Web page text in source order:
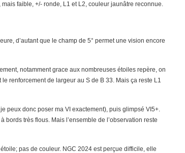
faible, +/- ronde, L1 et L2, couleur jaunâtre reconnue.
d’autant que le champ de 5° permet une vision encore
notamment grace aux nombreuses étoiles repère, on
renforcement de largeur au S de B 33. Mais ça reste L1
peux donc poser ma VI exactement), puis glimpsé VI5+.
bords très flous. Mais l’ensemble de l’observation reste
pas de couleur. NGC 2024 est perçue difficile, elle